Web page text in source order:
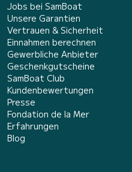
Jobs bei SamBoat
Unsere Garantien
Vertrauen & Sicherheit
Einnahmen berechnen
Gewerbliche Anbieter
Geschenkgutscheine
SamBoat Club
Kundenbewertungen
Presse
Fondation de la Mer
Erfahrungen
Blog